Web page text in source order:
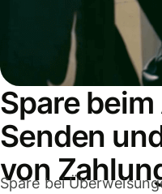
Spare
Senden
von
Spare bei